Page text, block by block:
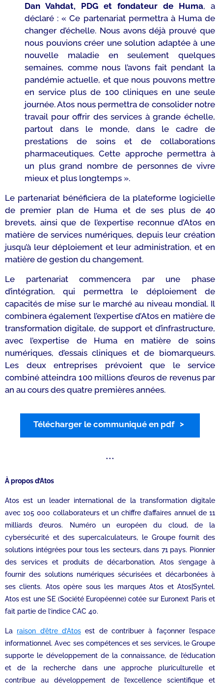
Dan Vahdat, PDG et fondateur de Huma, a
déclaré :«Ce partenariat permettra à Huma de
changer d’échelle. Nous avons déjà prouvéque
nous pouvions créer une solution adaptée à une
nouvelle maladie enseulement quelques
semaines, comme nous l’avons fait pendant la
pandémie actuelle, et que nous pouvons mettre
en service plus de 100 cliniques en une seule
journée. Atos nous permettra de consolidernotre
travail pouroffrir des services à grande échelle,
partout dans le monde, dans le cadre de
prestations de soins et de collaborations
pharmaceutiques. Cette approchepermettra à
un plus grand nombre de personnes de vivre
mieux et plus longtemps ».
Le partenariat bénéficiera de la plateforme logicielle
de premier plan de Huma et de ses plus de 40
brevets, ainsi que de l’expertise reconnue d’Atos en
matière de services numériques, depuis leur création
jusqu’à leur déploiement et leur administration, et en
matière de gestion du changement.
Le partenariat commencera par une phase
d’intégration, qui permettra le déploiement de
capacités de mise sur le marché au niveau mondial. Il
combinera également l’expertise d’Atos en matière de
transformation digitale, de support et d’infrastructure,
avec l’expertise de Huma en matière de soins
numériques, d’essais cliniques et de biomarqueurs.
Les deux entreprises prévoient que le service
combiné atteindra 100 millions d’euros de revenus par
an au cours des quatre premières années.
Télécharger le communiqué en pdf
***
À propos d’Atos
Atos est un leader international de la transformation digitale
avec 105 000 collaborateurs et un chiffre d’affaires annuel de 11
milliards d’euros. Numéro un européen du cloud, de la
cybersécurité et des supercalculateurs, le Groupe fournit des
solutions intégrées pour tous les secteurs, dans 71 pays. Pionnier
des services et produits de décarbonation, Atos s’engage à
fournir des solutions numériques sécurisées et décarbonées à
ses clients. Atos opère sous les marques Atos et Atos|Syntel.
Atos est une SE (Société Européenne) cotée sur Euronext Paris et
fait partie de l’indice CAC 40.
La raison d’être d’Atos est de contribuer à façonner l’espace
informationnel. Avec ses compétences et ses services, le Groupe
supporte le développement de la connaissance, de l’éducation
et de la recherche dans une approche pluriculturelle et
contribue au développement de l’excellence scientifique et